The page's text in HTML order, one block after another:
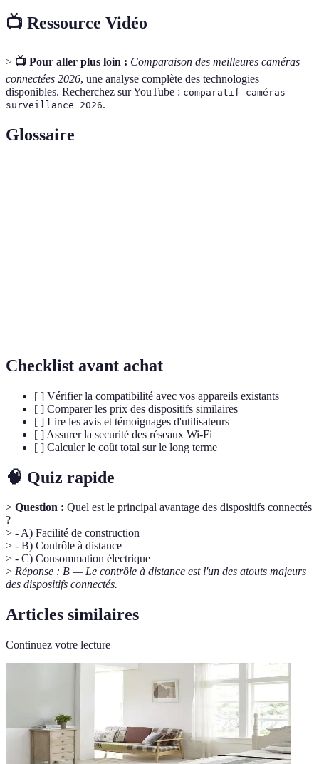
📺 Ressource Vidéo
> 📺 Pour aller plus loin : Comparaison des meilleures caméras
connectées 2026, une analyse complète des technologies
disponibles. Recherchez sur YouTube : comparatif caméras
surveillance 2026.
Glossaire
Checklist avant achat
[ ] Vérifier la compatibilité avec vos appareils existants
[ ] Comparer les prix des dispositifs similaires
[ ] Lire les avis et témoignages d'utilisateurs
[ ] Assurer la securité des réseaux Wi-Fi
[ ] Calculer le coût total sur le long terme
🧠 Quiz rapide
> Question : Quel est le principal avantage des dispositifs connectés
?
> - A) Facilité de construction
> - B) Contrôle à distance
> - C) Consommation électrique
> Réponse : B — Le contrôle à distance est l'un des atouts majeurs
des dispositifs connectés.
Articles similaires
Continuez votre lecture